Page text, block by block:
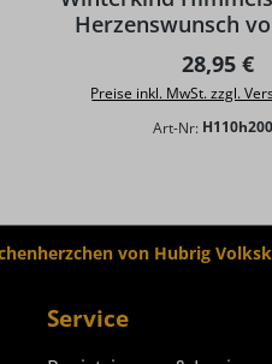
Warenkorb
Herzenswunsch
Volkskunst
28,95 €
Preise inkl. MwSt. zzgl.
Art-Nr:
von Hubrig
Service